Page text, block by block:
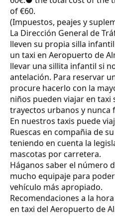
of €60.
(Impuestos, peajes y
La Dirección General de
lleven su propia silla
un taxi en Aeropuerto de
llevar una sillita infantil si
antelación. Para reservar
procure hacerlo con la
niños pueden viajar en taxi
trayectos urbanos y nunca
En nuestros taxis puede
Ruescas en compañia de
teniendo en cuenta la
mascotas por carretera.
Háganos saber el número
mucho equipaje para
vehículo más apropiado.
Recomendaciones a la
en taxi del Aeropuerto de